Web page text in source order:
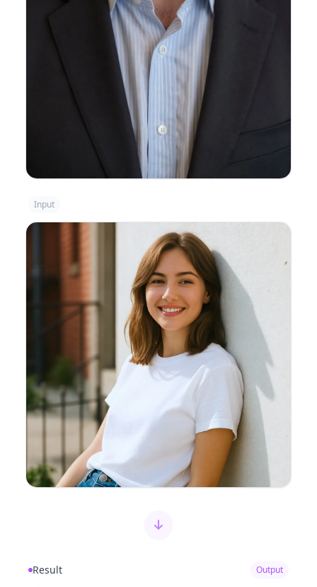
Input
Result Output